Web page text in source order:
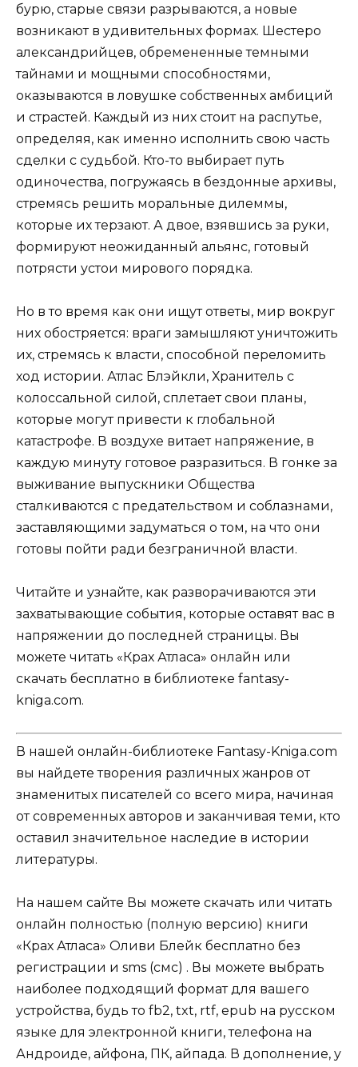
бурю, старые связи разрываются, а новые
возникают в удивительных формах. Шестеро
александрийцев, обремененные темными
тайнами и мощными способностями,
оказываются в ловушке собственных амбиций
и страстей. Каждый из них стоит на распутье,
определяя, как именно исполнить свою часть
сделки с судьбой. Кто-то выбирает путь
одиночества, погружаясь в бездонные архивы,
стремясь решить моральные дилеммы,
которые их терзают. А двое, взявшись за руки,
формируют неожиданный альянс, готовый
потрясти устои мирового порядка.
Но в то время как они ищут ответы, мир вокруг
них обостряется: враги замышляют уничтожить
их, стремясь к власти, способной переломить
ход истории. Атлас Блэйкли, Хранитель с
колоссальной силой, сплетает свои планы,
которые могут привести к глобальной
катастрофе. В воздухе витает напряжение, в
каждую минуту готовое разразиться. В гонке за
выживание выпускники Общества
сталкиваются с предательством и соблазнами,
заставляющими задуматься о том, на что они
готовы пойти ради безграничной власти.
Читайте и узнайте, как разворачиваются эти
захватывающие события, которые оставят вас в
напряжении до последней страницы. Вы
можете читать «Крах Атласа» онлайн или
скачать бесплатно в библиотеке fantasy-
kniga.com.
В нашей онлайн-библиотеке Fantasy-Kniga.com
вы найдете творения различных жанров от
знаменитых писателей со всего мира, начиная
от современных авторов и заканчивая теми, кто
оставил значительное наследие в истории
литературы.
На нашем сайте Вы можете скачать или читать
онлайн полностью (полную версию) книги
«Крах Атласа» Оливи Блейк бесплатно без
регистрации и sms (смс) . Вы можете выбрать
наиболее подходящий формат для вашего
устройства, будь то fb2, txt, rtf, epub на русском
языке для электронной книги, телефона на
Андроиде, айфона, ПК, айпада. В дополнение, у